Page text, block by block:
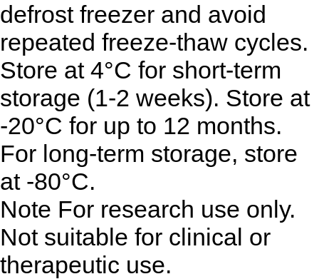
defrost freezer and avoid
repeated freeze-thaw cycles.
Store at 4°C for short-term
storage (1-2 weeks). Store at
-20°C for up to 12 months.
For long-term storage, store
at -80°C.
Note For research use only.
Not suitable for clinical or
therapeutic use.